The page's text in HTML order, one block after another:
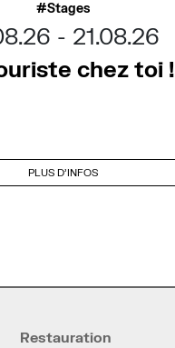
Stages
21.08.26
chez toi !
PLUS D'INFOS
Restauration